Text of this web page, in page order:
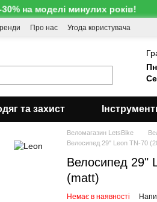
на моделі минулих років!
Про нас Угода користувача
та захист
Веломагазин LetsBike
Велосипед 29" Leon TN-70
Велосипед 29"
(matt)
Немає в наявності